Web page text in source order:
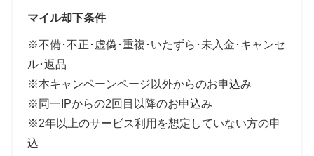
マイル却下条件
※不備･不正･虚偽･重複･いたずら･未入金･キャンセ
ル･返品
※本キャンペーンページ以外からのお申込み
※同一IPからの2回目以降のお申込み
※2年以上のサービス利用を想定していない方の申
込